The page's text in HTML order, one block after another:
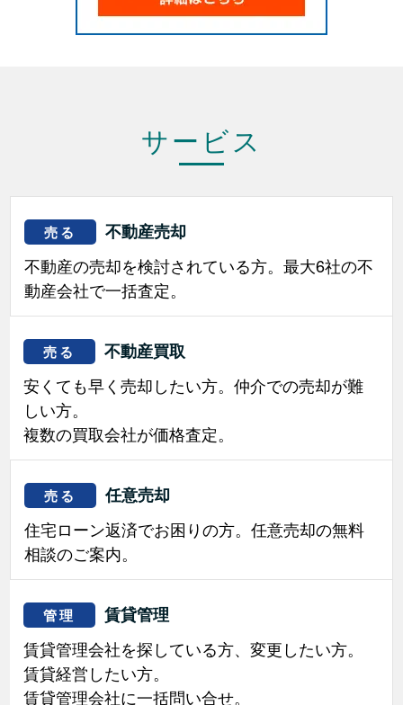
サービス
売る
不動産売却
不動産の売却を検討されている方。最大6社の不
動産会社で一括査定。
売る
不動産買取
安くても早く売却したい方。仲介での売却が難
しい方。
複数の買取会社が価格査定。
売る
任意売却
住宅ローン返済でお困りの方。任意売却の無料
相談のご案内。
管理
賃貸管理
賃貸管理会社を探している方、変更したい方。
賃貸経営したい方。
賃貸管理会社に一括問い合せ。